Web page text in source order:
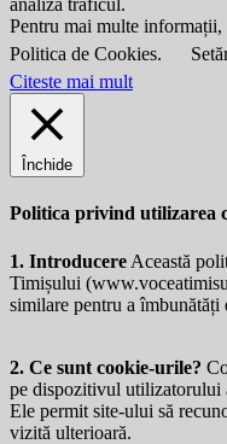
analiza traficul.
Pentru mai multe
Politica de Cookies.
Citeste mai mult
Închide
Politica privind utilizarea
1. Introducere Această
Timișului (
similare pentru a
2. Ce sunt cookie-urile?
pe dispozitivul utilizatorului
Ele permit site-ului să
vizită ulterioară.